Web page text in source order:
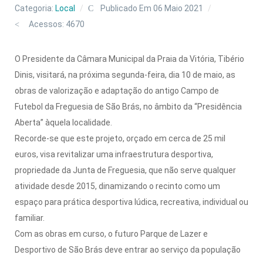
Categoria: Local
Publicado Em 06 Maio 2021
Acessos: 4670
O Presidente da Câmara Municipal da Praia da Vitória, Tibério
Dinis, visitará, na próxima segunda-feira, dia 10 de maio, as
obras de valorização e adaptação do antigo Campo de
Futebol da Freguesia de São Brás, no âmbito da “Presidência
Aberta” àquela localidade.
Recorde-se que este projeto, orçado em cerca de 25 mil
euros, visa revitalizar uma infraestrutura desportiva,
propriedade da Junta de Freguesia, que não serve qualquer
atividade desde 2015, dinamizando o recinto como um
espaço para prática desportiva lúdica, recreativa, individual ou
familiar.
Com as obras em curso, o futuro Parque de Lazer e
Desportivo de São Brás deve entrar ao serviço da população